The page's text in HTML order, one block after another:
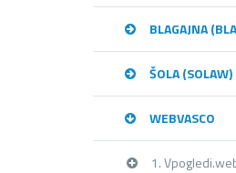
BLAGAJNA
ŠOLA (SOLAW)
WEBVASCO
1.